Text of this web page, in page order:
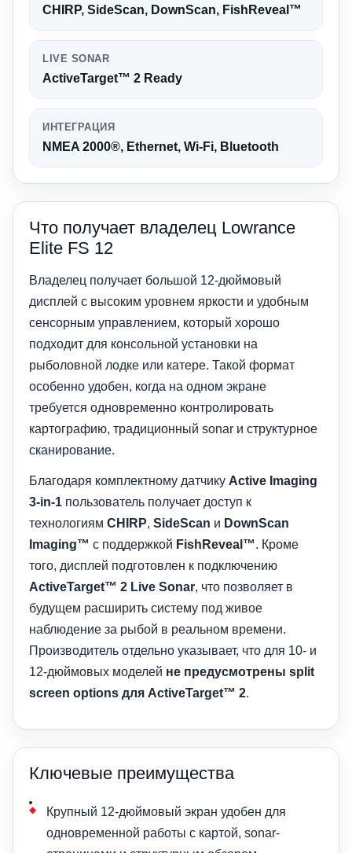
CHIRP, SideScan, DownScan, FishReveal™
LIVE SONAR
ActiveTarget™ 2 Ready
ИНТЕГРАЦИЯ
NMEA 2000®, Ethernet, Wi-Fi, Bluetooth
Что получает владелец Lowrance
Elite FS 12
Владелец получает большой 12-дюймовый
дисплей с высоким уровнем яркости и удобным
сенсорным управлением, который хорошо
подходит для консольной установки на
рыболовной лодке или катере. Такой формат
особенно удобен, когда на одном экране
требуется одновременно контролировать
картографию, традиционный sonar и структурное
сканирование.
Благодаря комплектному датчику Active Imaging
3-in-1 пользователь получает доступ к
технологиям CHIRP, SideScan и DownScan
Imaging™ с поддержкой FishReveal™. Кроме
того, дисплей подготовлен к подключению
ActiveTarget™ 2 Live Sonar, что позволяет в
будущем расширить систему под живое
наблюдение за рыбой в реальном времени.
Производитель отдельно указывает, что для 10- и
12-дюймовых моделей не предусмотрены split
screen options для ActiveTarget™ 2.
Ключевые преимущества
Крупный 12-дюймовый экран удобен для
одновременной работы с картой, sonar-